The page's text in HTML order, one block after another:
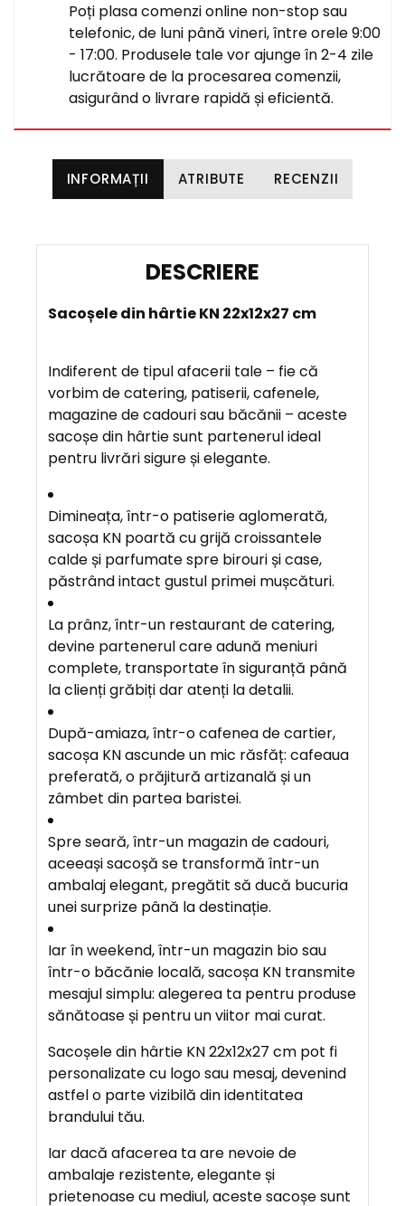
Poți plasa comenzi online non-stop sau
telefonic, de luni până vineri, între orele 9:00
- 17:00. Produsele tale vor ajunge în 2-4 zile
lucrătoare de la procesarea comenzii,
asigurând o livrare rapidă și eficientă.
INFORMAȚII ATRIBUTE RECENZII
S
R
I
E
R
E
A
V
A
N
T
A
J
E
Sacoșele din hârtie KN 22x12x27 cm
Indiferent de tipul afacerii tale – fie că
vorbim de catering, patiserii, cafenele,
magazine de cadouri sau băcănii – aceste
sacoșe din hârtie sunt partenerul ideal
pentru livrări sigure și elegante.
Dimineața, într-o patiserie aglomerată,
sacoșa KN poartă cu grijă croissantele
calde și parfumate spre birouri și case,
păstrând intact gustul primei mușcături.
La prânz, într-un restaurant de catering,
devine partenerul care adună meniuri
complete, transportate în siguranță până
la clienți grăbiți dar atenți la detalii.
După-amiaza, într-o cafenea de cartier,
sacoșa KN ascunde un mic răsfăț: cafeaua
preferată, o prăjitură artizanală și un
zâmbet din partea baristei.
Spre seară, într-un magazin de cadouri,
aceeași sacoșă se transformă într-un
ambalaj elegant, pregătit să ducă bucuria
unei surprize până la destinație.
Iar în weekend, într-un magazin bio sau
într-o băcănie locală, sacoșa KN transmite
mesajul simplu: alegerea ta pentru produse
sănătoase și pentru un viitor mai curat.
Sacoșele din hârtie KN 22x12x27 cm pot fi
personalizate cu logo sau mesaj, devenind
astfel o parte vizibilă din identitatea
brandului tău.
Iar dacă afacerea ta are nevoie de
ambalaje rezistente, elegante și
prietenoase cu mediul, aceste sacoșe sunt